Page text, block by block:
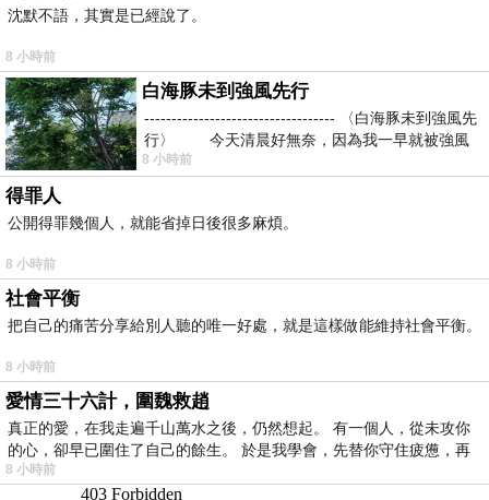
沈默不語，其實是已經說了。
8 小時前
白海豚未到強風先行
----------------------------------- 〈白海豚未到強風先
行〉 今天清晨好無奈，因為我一早就被強風
8 小時前
得罪人
公開得罪幾個人，就能省掉日後很多麻煩。
8 小時前
社會平衡
把自己的痛苦分享給別人聽的唯一好處，就是這樣做能維持社會平衡。
8 小時前
愛情三十六計，圍魏救趙
真正的愛，在我走遍千山萬水之後，仍然想起。 有一個人，從未攻你
的心，卻早已圍住了自己的餘生。 於是我學會，先替你守住疲憊，再
8 小時前